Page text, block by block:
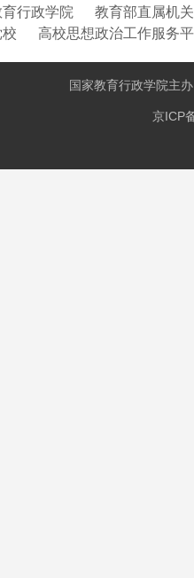
育行政学院
教育部直属机
高校思想政治工作服务
国家教育行政学院主
京ICP